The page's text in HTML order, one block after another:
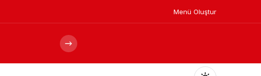
Menü Oluştur